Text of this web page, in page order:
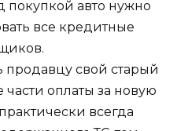
покупкой авто нужно
все кредитные
продавцу свой старый
части оплаты за новую
всегда